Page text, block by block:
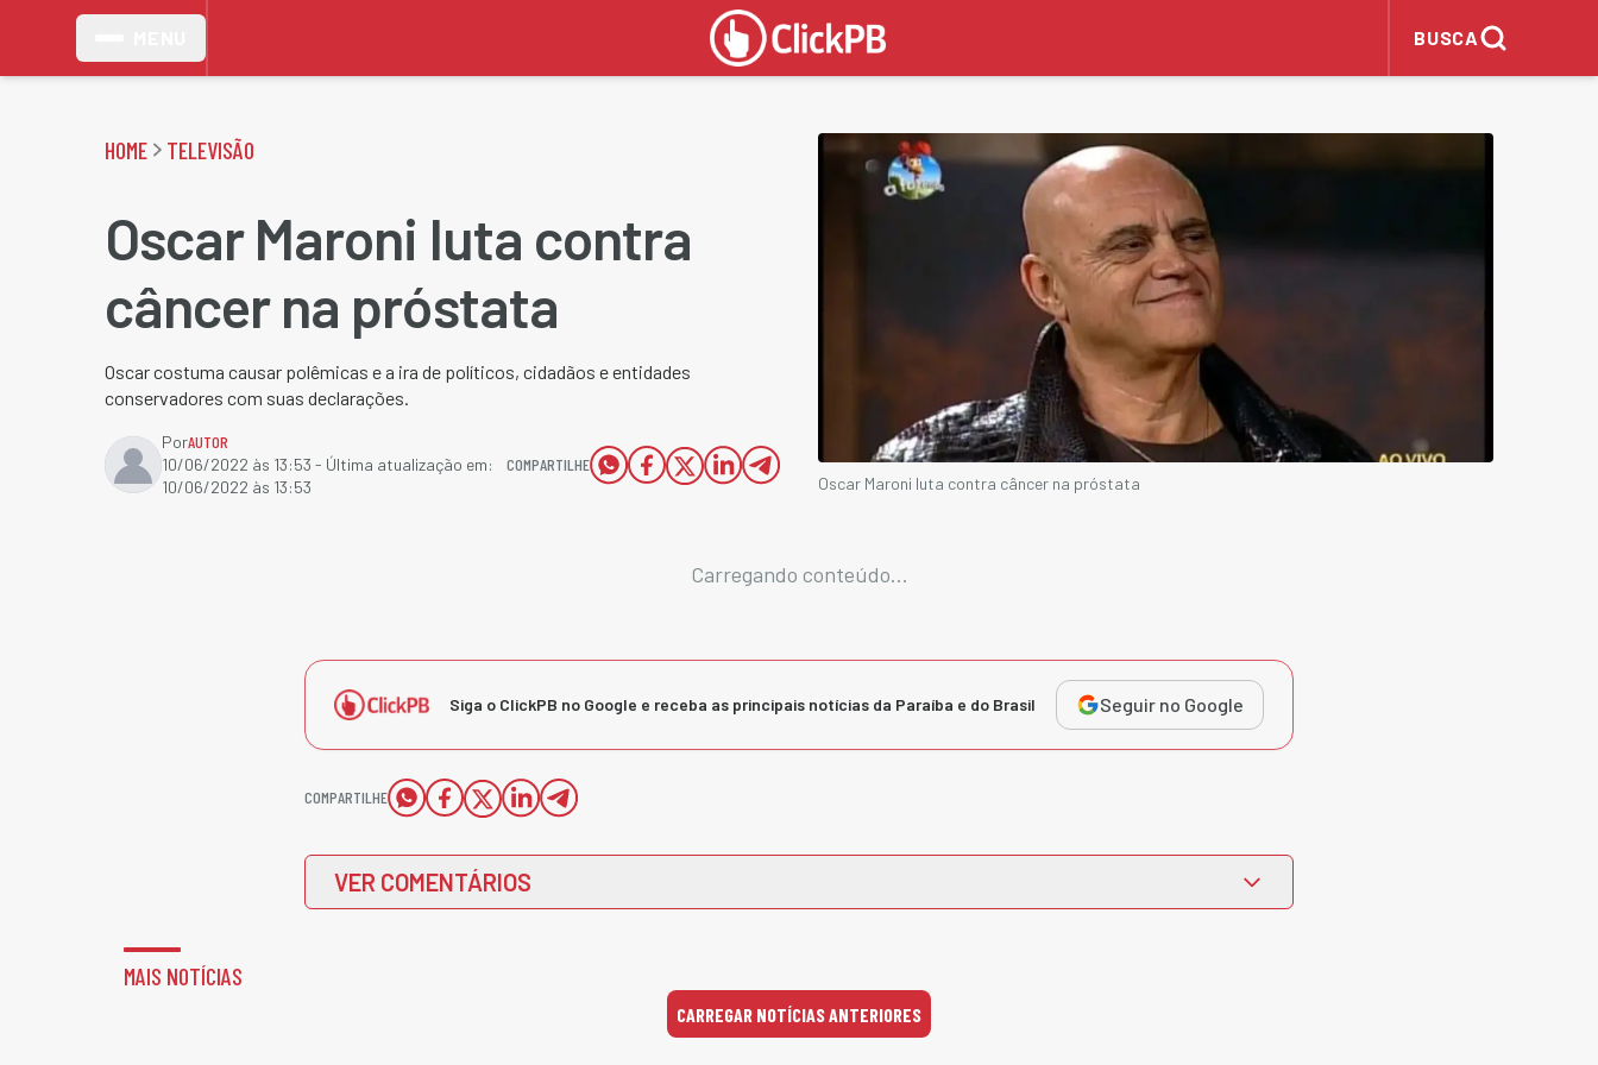
BUSCA
HOME TELEVISÃO
Oscar Maroni luta contra
câncer na próstata
Oscar costuma causar polêmicas e a ira de políticos, cidadãos e entidades
conservadores com suas declarações.
PorAUTOR
10/06/2022 às 13:53 - Última atualização em:
10/06/2022 às 13:53
COMPARTILHE
Oscar Maroni luta contra câncer na próstata
Carregando conteúdo...
Siga o ClickPB no Google e receba as principais notícias da Paraíba e do Brasil Seguir no Google
COMPARTILHE
VER COMENTÁRIOS
MAIS NOTÍCIAS
CARREGAR NOTÍCIAS ANTERIORES